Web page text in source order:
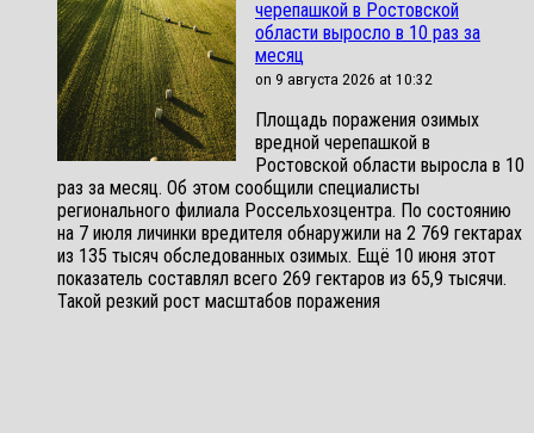
черепашкой в Ростовской
области выросло в 10 раз за
месяц
on 9 августа 2026 at 10:32
Площадь поражения озимых
вредной черепашкой в
Ростовской области выросла в 10
раз за месяц. Об этом сообщили специалисты
регионального филиала Россельхозцентра. По состоянию
на 7 июля личинки вредителя обнаружили на 2 769 гектарах
из 135 тысяч обследованных озимых. Ещё 10 июня этот
показатель составлял всего 269 гектаров из 65,9 тысячи.
Такой резкий рост масштабов поражения